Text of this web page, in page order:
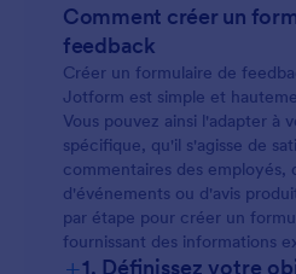
Comment créer un
feedback
Créer un formulaire de
Jotform est simple et
Vous pouvez ainsi l'adapter à
spécifique, qu'il s'agisse de
commentaires des employés,
d'événements ou d'avis
par étape pour créer un
fournissant des informations
1. Définissez votre